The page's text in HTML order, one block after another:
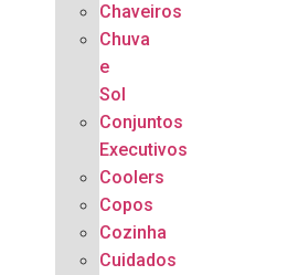
Chaveiros
Chuva
e
Sol
Conjuntos
Executivos
Coolers
Copos
Cozinha
Cuidados